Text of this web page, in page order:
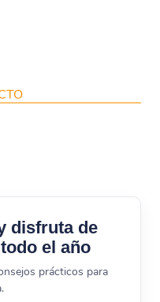
disfruta de
el año
prácticos para